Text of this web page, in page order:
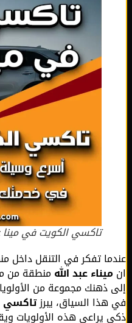
تاكسي الكويت في مينا
تفكر في التنقل داخل منطقة
ميناء عبد اللهمنطقة من
ذهنك مجموعة من الأولويات:
السياق، يبرز تاكسي
يراعي هذه الأولويات ويقدم